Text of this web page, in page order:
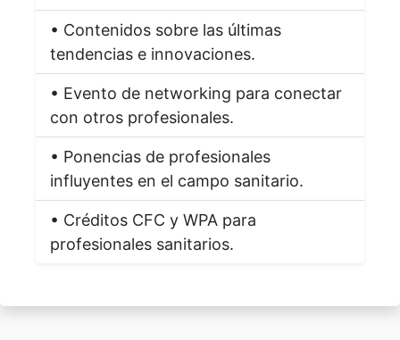
• Contenidos sobre las últimas
tendencias e innovaciones.
• Evento de networking para conectar
con otros profesionales.
• Ponencias de profesionales
influyentes en el campo sanitario.
• Créditos CFC y WPA para
profesionales sanitarios.